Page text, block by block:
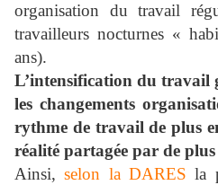
organisation du travail
travailleurs nocturnes «
ans).
L’intensification du travail
les changements
rythme de travail de plus
réalité partagée par de
Ainsi,selon la DARES la